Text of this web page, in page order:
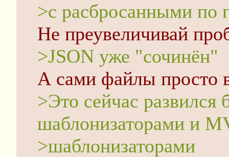
>с расбросанными по
Не преувеличивай
>JSON уже "сочинён"
А сами файлы просто
>Это сейчас развился
шаблонизаторами и
>шаблонизаторами